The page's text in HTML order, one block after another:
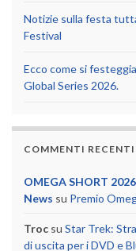
Notizie sulla festa
Festival
Ecco come si
Global Series 2026.
COMMENTI RECENTI
OMEGA SHORT
News su Premio
Troc su Star Trek:
di uscita per i DVD e